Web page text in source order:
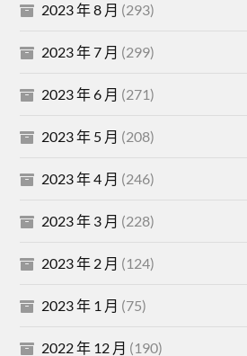
2023 年 8 月 (293)
2023 年 7 月 (299)
2023 年 6 月 (271)
2023 年 5 月 (208)
2023 年 4 月 (246)
2023 年 3 月 (228)
2023 年 2 月 (124)
2023 年 1 月 (75)
2022 年 12 月 (190)